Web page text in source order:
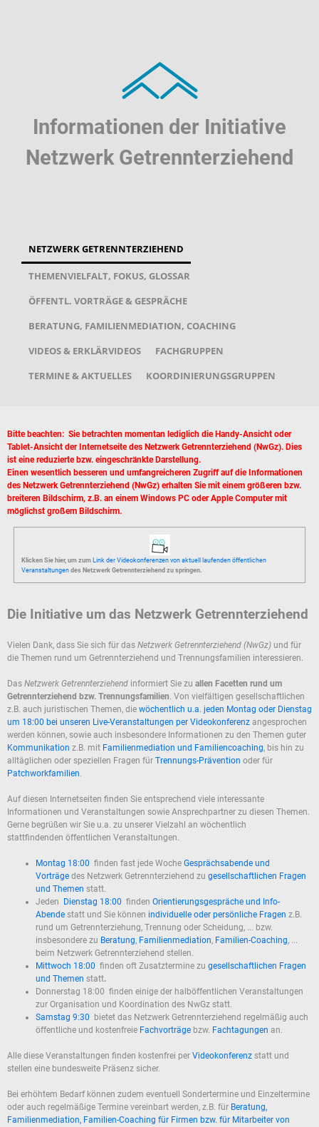
Informationen der Initiative
Netzwerk Getrennterziehend
NETZWERK GETRENNTERZIEHEND
THEMENVIELFALT, FOKUS, GLOSSAR
ÖFFENTL. VORTRÄGE & GESPRÄCHE
BERATUNG, FAMILIENMEDIATION, COACHING
VIDEOS & ERKLÄRVIDEOS
FACHGRUPPEN
TERMINE & AKTUELLES
KOORDINIERUNGSGRUPPEN
Bitte beachten: Sie betrachten momentan lediglich die Handy-Ansicht oder
Tablet-Ansicht der Internetseite des Netzwerk Getrennterziehend (NwGz). Dies
ist eine reduzierte bzw. eingeschränkte Darstellung.
Einen wesentlich besseren und umfangreicheren Zugriff auf die Informationen
des Netzwerk Getrennterziehend (NwGz) erhalten Sie mit einem größeren bzw.
breiteren Bildschirm, z.B. an einem Windows PC oder Apple Computer mit
möglichst großem Bildschirm.
Klicken Sie hier, um zum Link der Videokonferenzen von aktuell laufenden öffentlichen
Veranstaltungen des Netzwerk Getrennterziehend zu springen.
Die Initiative um das Netzwerk Getrennterziehend
Vielen Dank, dass Sie sich für das Netzwerk Getrennterziehend (NwGz) und für
die Themen rund um Getrennterziehend und Trennungsfamilien interessieren.
Das Netzwerk Getrennterziehend informiert Sie zu allen Facetten rund um
Getrennterziehend bzw. Trennungsfamilien. Von vielfältigen gesellschaftlichen
z.B. auch juristischen Themen, die wöchentlich u.a. jeden Montag oder Dienstag
um 18:00 bei unseren Live-Veranstaltungen per Videokonferenz angesprochen
werden können, sowie auch insbesondere Informationen zu den Themen guter
Kommunikation z.B. mit Familienmediation und Familiencoaching, bis hin zu
alltäglichen oder speziellen Fragen für Trennungs-Prävention oder für
Patchworkfamilien.
Auf diesen Internetseiten finden Sie entsprechend viele interessante
Informationen und Veranstaltungen sowie Ansprechpartner zu diesen Themen.
Gerne begrüßen wir Sie u.a. zu unserer Vielzahl an wöchentlich
stattfindenden öffentlichen Veranstaltungen.
Montag 18:00 finden fast jede Woche Gesprächsabende und
Vorträge des Netzwerk Getrennterziehend zu gesellschaftlichen Fragen
und Themen statt.
Jeden
Dienstag 18:00 finden Orientierungsgespräche und Info-
Abende statt und Sie können individuelle oder persönliche Fragen z.B.
rund um Getrennterziehung, Trennung oder Scheidung, ... bzw.
insbesondere zu Beratung, Familienmediation, Familien-Coaching, ...
beim Netzwerk Getrennterziehend stellen.
Mittwoch 18:00 finden oft Zusatztermine zu gesellschaftlichen Fragen
und Themen statt.
Donnerstag 18:00 finden einige der halböffentlichen Veranstaltungen
zur Organisation und Koordination des NwGz statt.
Samstag 9:30 bietet das Netzwerk Getrennterziehend regelmäßig auch
öffentliche und kostenfreie Fachvorträge bzw. Fachtagungen an.
Alle diese Veranstaltungen finden kostenfrei per Videokonferenz statt und
stellen eine bundesweite Präsenz sicher.
Bei erhöhtem Bedarf können zudem eventuell Sondertermine und Einzeltermine
oder auch regelmäßige Termine vereinbart werden, z.B. für Beratung,
Familienmediation, Familien-Coaching für Firmen bzw. für Mitarbeiter von